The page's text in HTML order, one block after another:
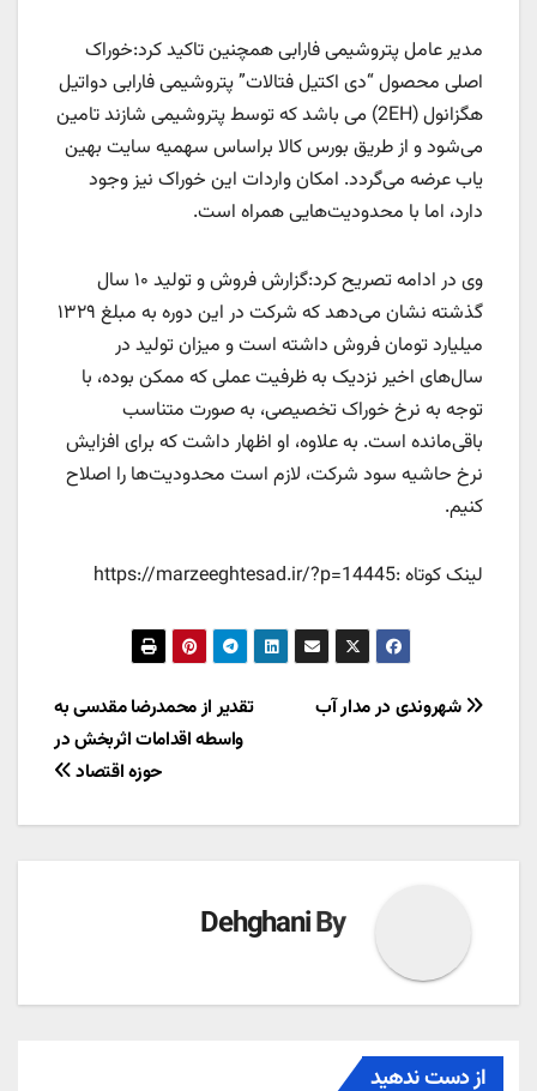
مدیر عامل پتروشیمی فارابی همچنین تاکید کرد:خوراک
اصلی محصول “دی اکتیل فتالات” پتروشیمی فارابی دواتیل
هگزانول (2EH) می باشد که توسط پتروشیمی شازند تامین
می‌شود و از طریق بورس کالا براساس سهمیه سایت بهین
یاب عرضه می‌گردد. امکان واردات این خوراک نیز وجود
دارد، اما با محدودیت‌هایی همراه است.
وی در ادامه تصریح کرد:گزارش فروش و تولید ۱۰ سال
گذشته نشان می‌دهد که شرکت در این دوره به مبلغ ۱۳۲۹
میلیارد تومان فروش داشته است و میزان تولید در
سال‌های اخیر نزدیک به ظرفیت عملی که ممکن بوده، با
توجه به نرخ خوراک تخصیصی، به صورت متناسب
باقی‌مانده است. به علاوه، او اظهار داشت که برای افزایش
نرخ حاشیه سود شرکت، لازم است محدودیت‌ها را اصلاح
کنیم.
لینک کوتاه :https://marzeeghtesad.ir/?p=14445
راهبری
تقدیر از محمدرضا مقدسی به
واسطه اقدامات اثربخش در
حوزه اقتصاد
شهروندی در مدار آب
By
Dehghani
از دست ندهید